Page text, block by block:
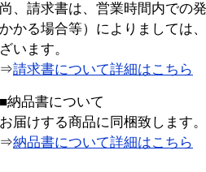
尚、請求書は、営業時間内での
かかる場合等）によりましては
ざいます。
⇒請求書について詳細はこちら
■納品書について
お届けする商品に同梱致します。
⇒納品書について詳細はこちら